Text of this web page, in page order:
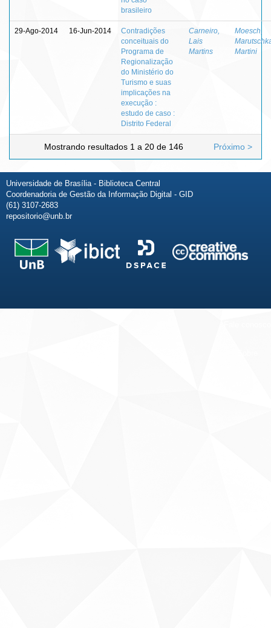
brasileiro
29-Ago-2014 16-Jun-2014
Contradições
conceituais do
Programa de
Regionalização
do Ministério do
Turismo e suas
implicações na
execução :
estudo de caso :
Distrito Federal
Carneiro,
Lais
Martins
Moesch,
Martini
Mostrando resultados 1 a 20 de 146 Próximo >
Universidade de Brasília - Biblioteca Central
Coordenadoria de Gestão da Informação Digital - GID
(61) 3107-2683
repositorio@unb.br